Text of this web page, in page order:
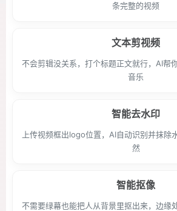
条完整的视频
文本剪视频
不会剪辑没关系，打个标题正文就行，AI帮
音乐
智能去水印
上传视频框出logo位置，AI自动识别并抹除
然
智能抠像
不需要绿幕也能把人从背景里抠出来，边缘